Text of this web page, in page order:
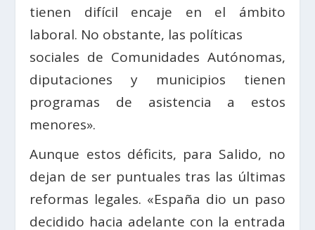
tienen difícil encaje en el ámbito
laboral. No obstante, las políticas
sociales de Comunidades Autónomas,
diputaciones y municipios tienen
programas de asistencia a estos
menores».
Aunque estos déficits, para Salido, no
dejan de ser puntuales tras las últimas
reformas legales. «España dio un paso
decidido hacia adelante con la entrada